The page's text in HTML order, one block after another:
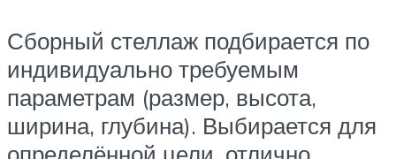
Сборный стеллаж подбирается по
индивидуально требуемым
параметрам (размер, высота,
ширина, глубина). Выбирается для